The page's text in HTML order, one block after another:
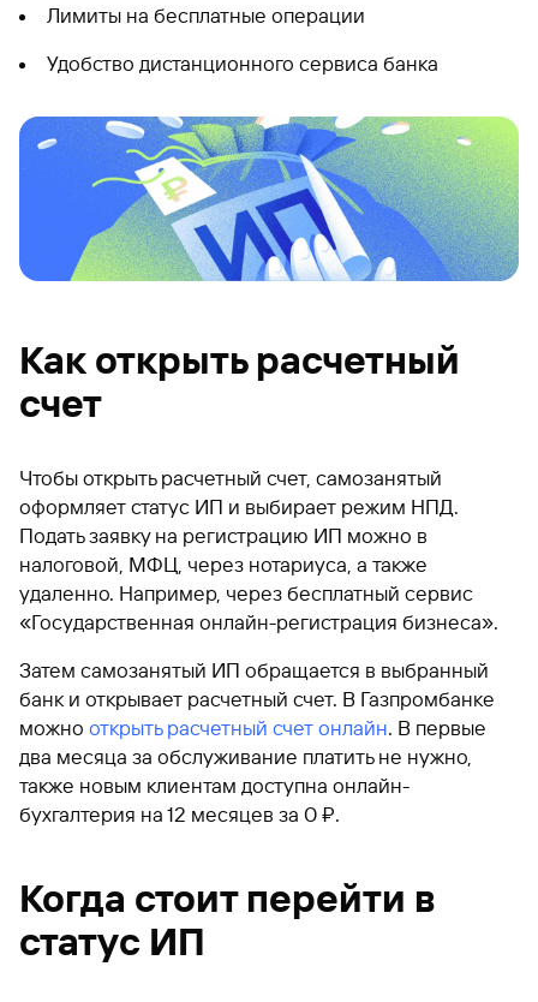
Лимиты на бесплатные операции
Удобство дистанционного сервиса банка
Как открыть расчетный
счет
Чтобы открыть расчетный счет, самозанятый
оформляет статус ИП и выбирает режим НПД.
Подать заявку на регистрацию ИП можно в
налоговой, МФЦ, через нотариуса, а также
удаленно. Например, через бесплатный сервис
«Государственная онлайн-регистрация бизнеса».
Затем самозанятый ИП обращается в выбранный
банк и открывает расчетный счет. В Газпромбанке
можно открыть расчетный счет онлайн. В первые
два месяца за обслуживание платить не нужно,
также новым клиентам доступна онлайн-
бухгалтерия на 12 месяцев за 0 ₽.
Когда стоит перейти в
статус ИП